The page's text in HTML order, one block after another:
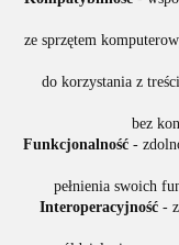
ze sprzętem
do korzystania z
bez
Funkcjonalność -
pełnienia swoich
Interoperacyjność -